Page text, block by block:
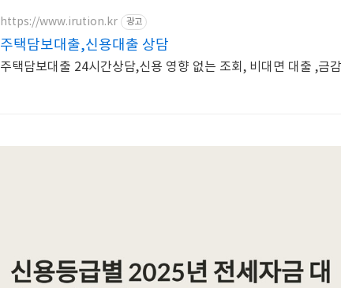
https://www.irution.kr 광고
주택담보대출,신용대출 상담
주택담보대출 24시간상담,신용 영향 없는 조회, 비대면 대출 ,금